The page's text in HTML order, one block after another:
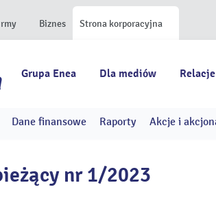
Biznes Strona korporacyjna
Grupa Enea Dla mediów
Dane finansowe Raporty Akcje i
nr 1/2023